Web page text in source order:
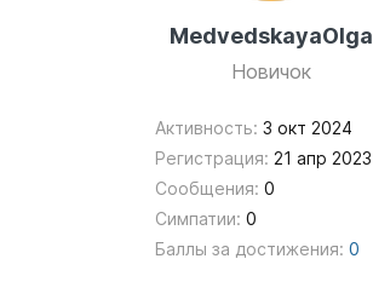
MedvedskayaOlga
Новичок
Активность: 3 окт 2024
Регистрация: 21 апр 2023
Сообщения: 0
Симпатии: 0
Баллы за достижения: 0